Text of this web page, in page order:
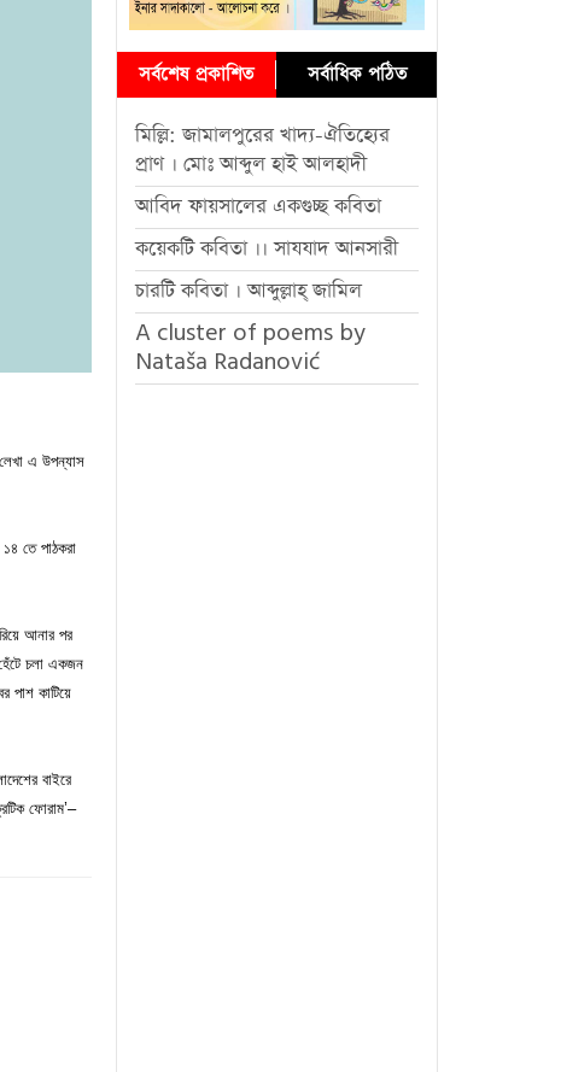
এ উপন্যাস
তে পাঠকরা
আনার পর
হেঁটে চলা একজন
পাশ কাটিয়ে
বাইরে
ফোরাম’–
সর্বশেষ প্রকাশিত সর্বাধিক পঠিত
মিল্লি: জামালপুরের খাদ্য-ঐতিহ্যের
প্রাণ । মোঃ আব্দুল হাই আলহাদী
আবিদ ফায়সালের একগুচ্ছ কবিতা
কয়েকটি কবিতা ।। সাযযাদ আনসারী
চারটি কবিতা । আব্দুল্লাহ্ জামিল
A cluster of poems by
Nataša Radanović